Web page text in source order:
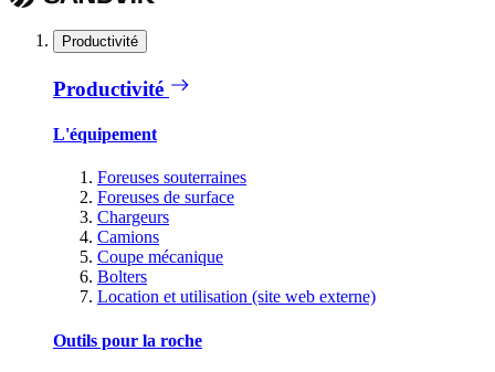
Productivité
Productivité
L'équipement
Foreuses souterraines
Foreuses de surface
Chargeurs
Camions
Coupe mécanique
Bolters
Location et utilisation (site web externe)
Outils pour la roche